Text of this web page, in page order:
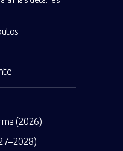
(2026)